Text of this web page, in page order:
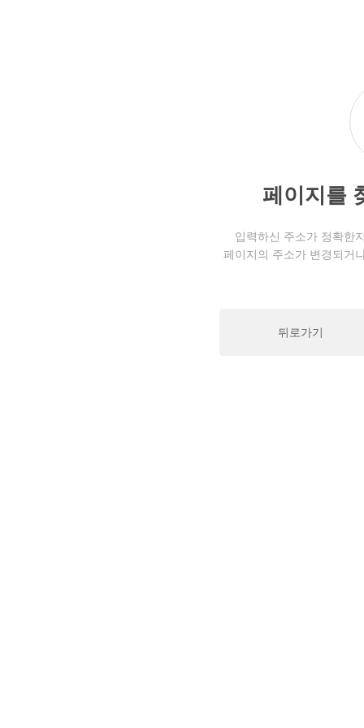
페이지를
입력하신 주소가 정확한
페이지의 주소가 변경되거
뒤로가기